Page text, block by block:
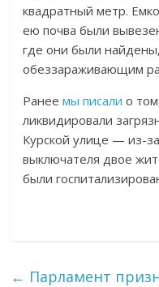
квадратный метр.
ею почва были
где они были
обеззараживающим
Ранеемы писали о
ликвидировали
Курской улице — из-
выключателя двое
были
← Парламент